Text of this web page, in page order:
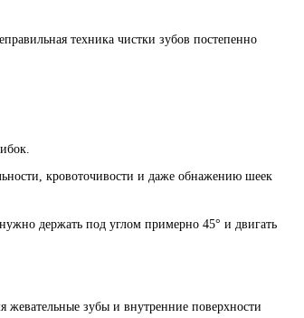
техника чистки зубов постепенно
кровоточивости и даже обнажению шеек
держать под углом примерно 45° и двигать
жевательные зубы и внутренние поверхности